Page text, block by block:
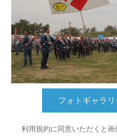
フォトギャラ
利用規約に同意いただくと画